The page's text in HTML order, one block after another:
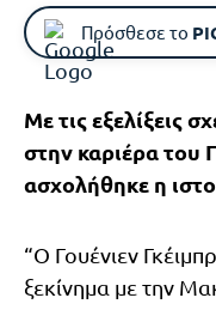
Πρόσθεσε το
Με τις εξελίξεις
στην καριέρα του
ασχολήθηκε η
“Ο Γουένιεν
ξεκίνημα με την